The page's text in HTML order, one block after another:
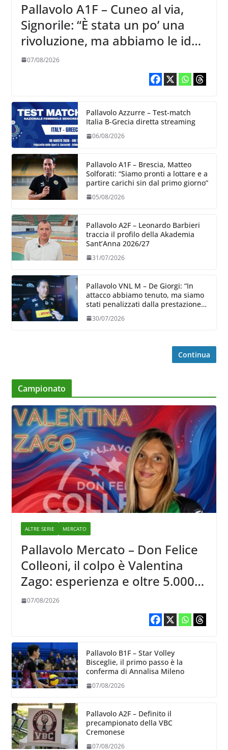
Pallavolo A1F – Cuneo al via,
Signorile: “È stata un po’ una
rivoluzione, ma abbiamo le idee
chiare siu cosa vogliamo fare”
07/08/2026
Pallavolo Azzurre – Test-match
Italia B-Grecia diretta streaming
06/08/2026
Pallavolo A1F – Brescia, Matteo
Solforati: “Siamo pronti a lottare e a
partire carichi sin dal primo giorno”
05/08/2026
Pallavolo A2F – Leonardo Barbieri
traccia il profilo della Akademia
Sant’Anna 2026/27
31/07/2026
Pallavolo VNL M – De Giorgi: “In
attacco abbiamo tenuto, ma siamo
stati penalizzati dalla prestazione
30/07/2026
Continua
Campionato
ALTRE SERIE MERCATO
Pallavolo Mercato – Don Felice
Colleoni, il colpo è Valentina
Zago: esperienza e oltre 5.000
punti al servizio di Trescore
07/08/2026
Pallavolo B1F – Star Volley
Bisceglie, il primo passo è la
conferma di Annalisa Mileno
07/08/2026
Pallavolo A2F – Definito il
precampionato della VBC
Cremonese
07/08/2026